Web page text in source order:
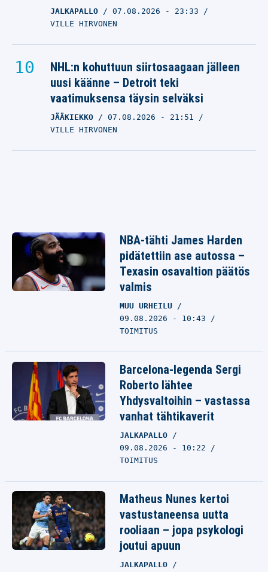
JALKAPALLO 07.08.2026 - 23:33
VILLE HIRVONEN
NHL:n kohuttuun siirtosaagaan jälleen
uusi käänne – Detroit teki
vaatimuksensa täysin selväksi
JÄÄKIEKKO 07.08.2026 - 21:51
VILLE HIRVONEN
NBA-tähti James Harden
pidätettiin ase autossa –
Texasin osavaltion päätös
valmis
MUU URHEILU
09.08.2026 - 10:43
TOIMITUS
Barcelona-legenda Sergi
Roberto lähtee
Yhdysvaltoihin – vastassa
vanhat tähtikaverit
JALKAPALLO
09.08.2026 - 10:22
TOIMITUS
Matheus Nunes kertoi
vastustaneensa uutta
rooliaan – jopa psykologi
joutui apuun
JALKAPALLO